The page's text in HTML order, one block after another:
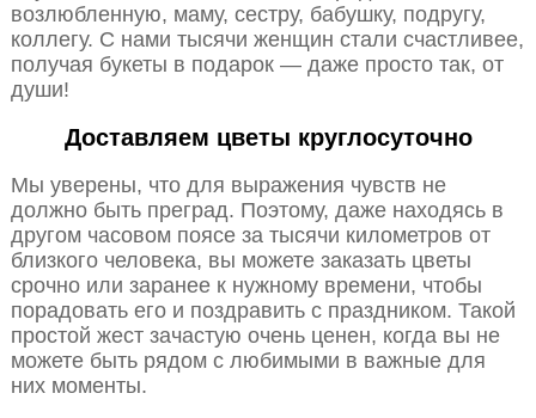
возлюбленную, маму, сестру, бабушку, подругу,
коллегу. С нами тысячи женщин стали счастливее,
получая букеты в подарок — даже просто так, от
души!
Доставляем цветы круглосуточно
Мы уверены, что для выражения чувств не
должно быть преград. Поэтому, даже находясь в
другом часовом поясе за тысячи километров от
близкого человека, вы можете заказать цветы
срочно или заранее к нужному времени, чтобы
порадовать его и поздравить с праздником. Такой
простой жест зачастую очень ценен, когда вы не
можете быть рядом с любимыми в важные для
них моменты.